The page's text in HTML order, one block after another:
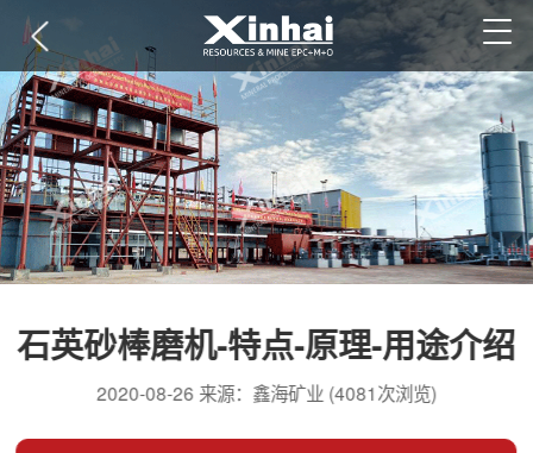
石英砂棒磨机-特点-原理-用途介绍
2020-08-26 来源：鑫海矿业 (4081次浏览)